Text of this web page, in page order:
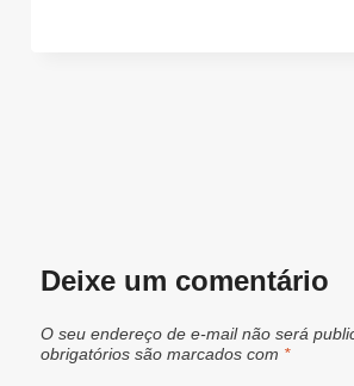
Deixe um comentário
O seu endereço de e-mail não será
obrigatórios são marcados com *